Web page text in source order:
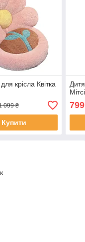
крісла Квітка
099 ₴
Купити
799